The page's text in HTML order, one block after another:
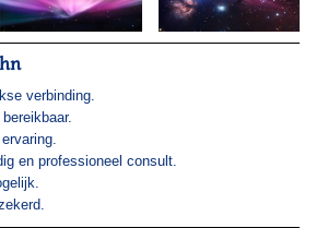
verbinding.
en professioneel consult.